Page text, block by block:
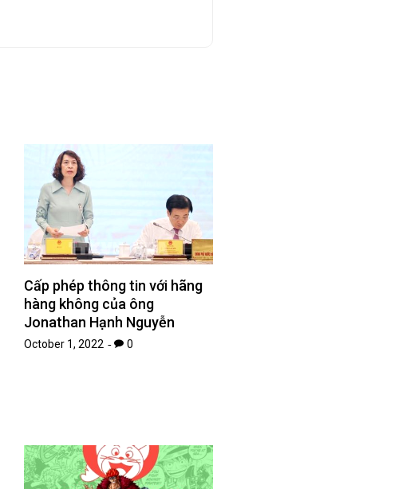
Cấp phép thông tin với hãng
hàng không của ông
Jonathan Hạnh Nguyễn
October 1, 2022 0